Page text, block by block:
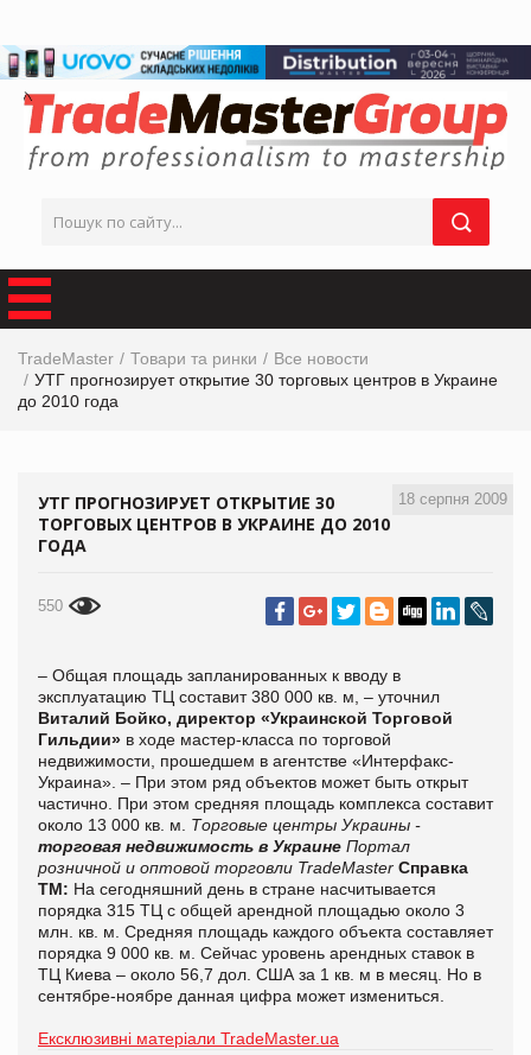
TradeMaster Товари та ринки
Все новости
УТГ прогнозирует открытие 30 торговых центров в Украине
до 2010 года
18 серпня 2009
УТГ ПРОГНОЗИРУЕТ ОТКРЫТИЕ 30
ТОРГОВЫХ ЦЕНТРОВ В УКРАИНЕ ДО 2010
ГОДА
550
– Общая площадь запланированных к вводу в
эксплуатацию ТЦ составит 380 000 кв. м, – уточнил
Виталий Бойко, директор «Украинской Торговой
Гильдии» в ходе мастер-класса по торговой
недвижимости, прошедшем в агентстве «Интерфакс-
Украина». – При этом ряд объектов может быть открыт
частично. При этом средняя площадь комплекса составит
около 13 000 кв. м. Торговые центры Украины -
торговая недвижимость в Украине Портал
розничной и оптовой торговли TradeMaster Справка
ТМ: На сегодняшний день в стране насчитывается
порядка 315 ТЦ с общей арендной площадью около 3
млн. кв. м. Средняя площадь каждого объекта составляет
порядка 9 000 кв. м. Сейчас уровень арендных ставок в
ТЦ Киева – около 56,7 дол. США за 1 кв. м в месяц. Но в
сентябре-ноябре данная цифра может измениться.
Ексклюзивні матеріали TradeMaster.ua